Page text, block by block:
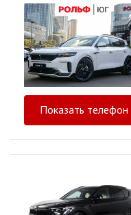
Показать телефон